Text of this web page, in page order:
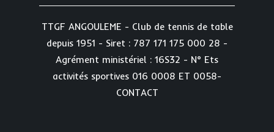
TTGF ANGOULEME - Club de tennis de table
depuis 1951 - Siret : 787 171 175 000 28 -
Agrément ministériel : 16S32 - N° Ets
activités sportives 016 0008 ET 0058-
CONTACT